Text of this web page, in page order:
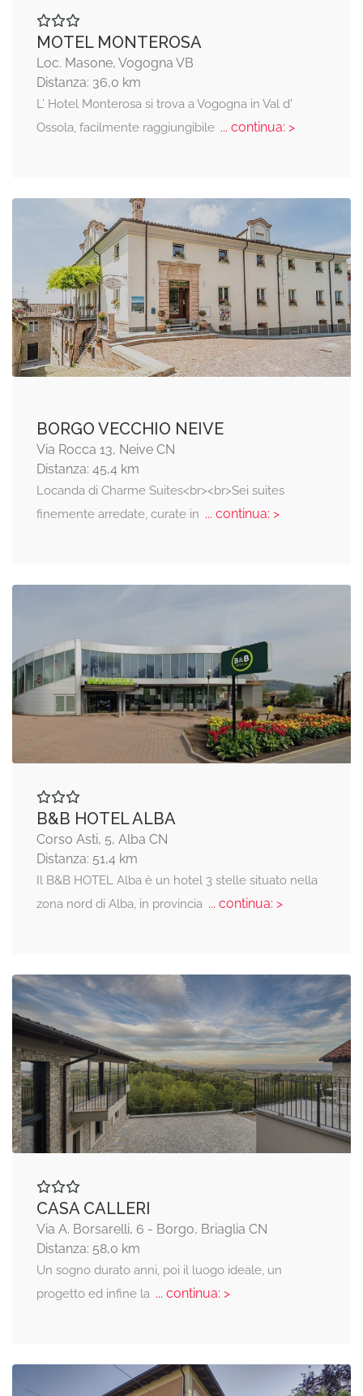
MOTEL MONTEROSA
Loc. Masone, Vogogna VB
Distanza: 36,0 km
L’ Hotel Monterosa si trova a Vogogna in Val d'
Ossola, facilmente raggiungibile... continua: >
BORGO VECCHIO NEIVE
Via Rocca 13, Neive CN
Distanza: 45,4 km
Locanda di Charme Suites<br><br>Sei suites
finemente arredate, curate in ... continua: >
B&B HOTEL ALBA
Corso Asti, 5, Alba CN
Distanza: 51,4 km
Il B&B HOTEL Alba è un hotel 3 stelle situato nella
zona nord di Alba, in provincia... continua: >
CASA CALLERI
Via A. Borsarelli, 6 - Borgo, Briaglia CN
Distanza: 58,0 km
Un sogno durato anni, poi il luogo ideale, un
progetto ed infine la... continua: >